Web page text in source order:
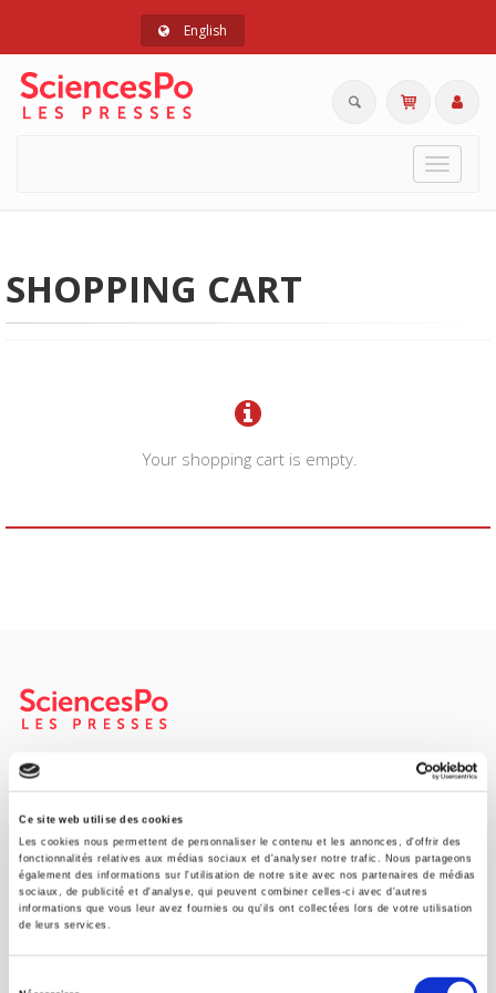
Ce site web utilise des cookies
Les cookies nous permettent de personnaliser le contenu et les annonces, d'offrir des
fonctionnalités relatives aux médias sociaux et d'analyser notre trafic. Nous partageons
également des informations sur l'utilisation de notre site avec nos partenaires de médias
sociaux, de publicité et d'analyse, qui peuvent combiner celles-ci avec d'autres
informations que vous leur avez fournies ou qu'ils ont collectées lors de votre utilisation
de leurs services.
English
Toggle
SHOPPING CART
Your shopping cart is empty.
SCIENCES PO UNIVERSITY PRESS has a threefold role: to publish
original research, to edit reference works for student use, and to
help public and political debate.
CONTACTS
FOREIGN RIGHTS
FOR BOOKSHOPS